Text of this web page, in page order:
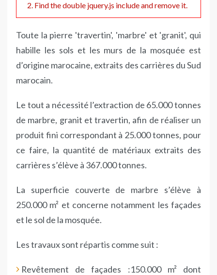
2. Find the double jquery.js include and remove it.
Toute la pierre 'travertin', 'marbre' et 'granit', qui
habille les sols et les murs de la mosquée est
d’origine marocaine, extraits des carrières du Sud
marocain.
Le tout a nécessité l’extraction de 65.000 tonnes
de marbre, granit et travertin, afin de réaliser un
produit fini correspondant à 25.000 tonnes, pour
ce faire, la quantité de matériaux extraits des
carrières s’élève à 367.000 tonnes.
La superficie couverte de marbre s’élève à
250.000 m² et concerne notamment les façades
et le sol de la mosquée.
Les travaux sont répartis comme suit :
Revêtement de façades :150.000 m² dont